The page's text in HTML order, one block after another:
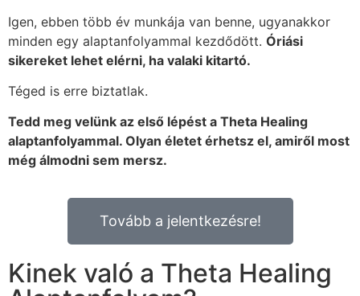
Igen, ebben több év munkája van benne, ugyanakkor
minden egy alaptanfolyammal kezdődött. Óriási
sikereket lehet elérni, ha valaki kitartó.
Téged is erre biztatlak.
Tedd meg velünk az első lépést a Theta Healing
alaptanfolyammal. Olyan életet érhetsz el, amiről most
még álmodni sem mersz.
Tovább a jelentkezésre!
Kinek való a Theta Healing